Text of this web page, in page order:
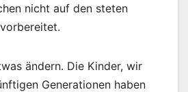
nicht auf den steten
ändern. Die Kinder, wir
Generationen haben